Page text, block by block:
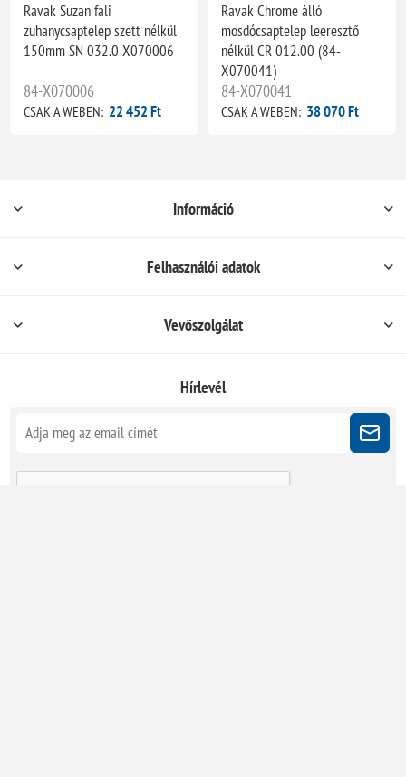
Ravak Suzan fali
zuhanycsaptelep szett nélkül
150mm SN 032.0 X070006
84-X070006
CSAK A WEBEN: 22 452 Ft
Ravak Chrome álló
mosdócsaptelep leeresztő
nélkül CR 012.00 (84-
X070041)
84-X070041
CSAK A WEBEN: 38 070 Ft
Információ
Felhasználói adatok
Vevőszolgálat
Hírlevél